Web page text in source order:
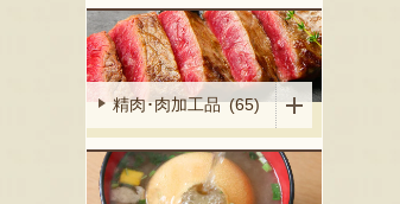
精肉･肉加工品 (65)